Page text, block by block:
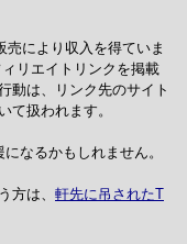
により収入を得ていま
リエイトリンクを掲載
動は、リンク先のサイト
て扱われます。
なるかもしれません。
は、 軒先に吊されたT